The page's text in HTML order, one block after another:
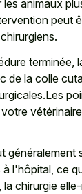
animaux
peut
terminée,
de la colle
généralement
l'hôpital, ce
chirurgie